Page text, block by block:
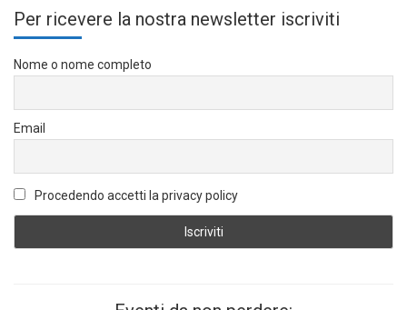
Per ricevere la nostra newsletter iscriviti
Nome o nome completo
Email
Procedendo accetti la privacy policy